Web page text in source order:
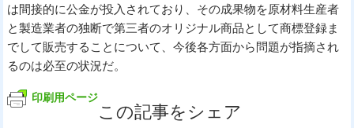
は間接的に公金が投入されており、その成果物を原材料生産者
と製造業者の独断で第三者のオリジナル商品として商標登録ま
でして販売することについて、今後各方面から問題が指摘され
るのは必至の状況だ。
印刷用ページ
この記事をシェア